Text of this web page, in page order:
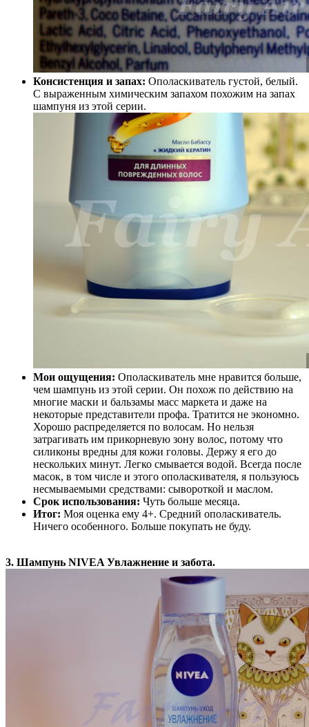
Консистенция и запах: Ополаскиватель густой, белый.
С выраженным химическим запахом похожим на запах
шампуня из этой серии.
Мои ощущения: Ополаскиватель мне нравится больше,
чем шампунь из этой серии. Он похож по действию на
многие маски и бальзамы масс маркета и даже на
некоторые представители профа. Тратится не экономно.
Хорошо распределяется по волосам. Но нельзя
затрагивать им прикорневую зону волос, потому что
силиконы вредны для кожи головы. Держу я его до
нескольких минут. Легко смывается водой. Всегда после
масок, в том числе и этого ополаскивателя, я пользуюсь
несмываемыми средствами: сывороткой и маслом.
Срок использования: Чуть больше месяца.
Итог: Моя оценка ему 4+. Средний ополаскиватель.
Ничего особенного. Больше покупать не буду.
3. Шампунь NIVEA Увлажнение и забота.